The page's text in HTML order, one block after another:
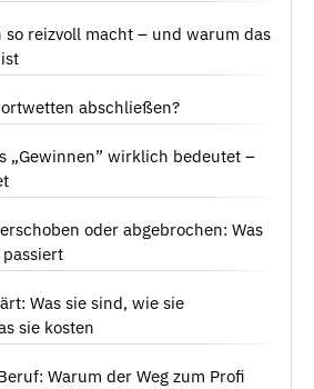
so reizvoll macht – und warum das
abschließen?
„Gewinnen” wirklich bedeutet –
oder abgebrochen: Was
Was sie sind, wie sie
sie kosten
Warum der Weg zum Profi